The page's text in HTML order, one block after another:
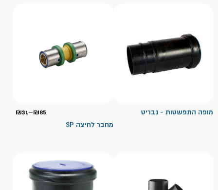
מופה התפשטות - גבריט ₪31–₪85
מחבר לחיצה SP